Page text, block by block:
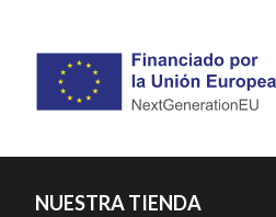
NUESTRA TIENDA